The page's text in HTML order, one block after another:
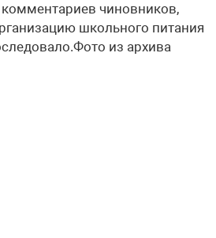
чиновников,
школьного питания
из архива